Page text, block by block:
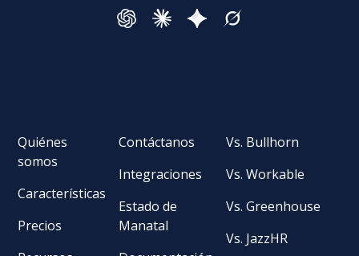
Quiénes
somos
Características
Precios
Contáctanos
Integraciones
Estado de
Manatal
Vs. Bullhorn
Vs. Workable
Vs. Greenhouse
Vs. JazzHR